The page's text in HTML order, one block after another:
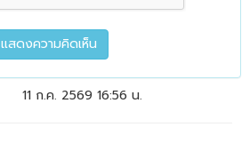
11 ก.ค. 2569 16:56 น.